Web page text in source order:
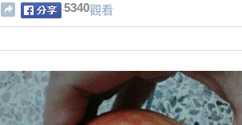
5340觀看